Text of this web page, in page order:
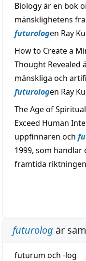
Biology är en bok
mänsklighetens
futurologen Ray
How to Create a
Thought Revealed
mänskliga och
futurologen Ray
The Age of
Exceed Human
uppfinnaren och
1999, som
framtida
futurolog är
futurum och -log